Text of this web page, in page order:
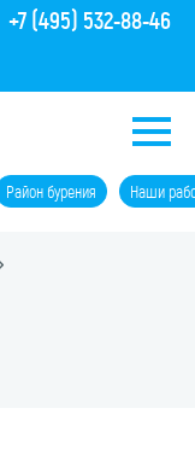
+7 (495) 532-88-46
Район бурения Наши